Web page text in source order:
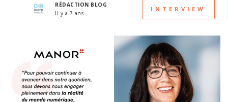
RÉDACTION BLOG
Il y a 7 ans
INTERVIEW